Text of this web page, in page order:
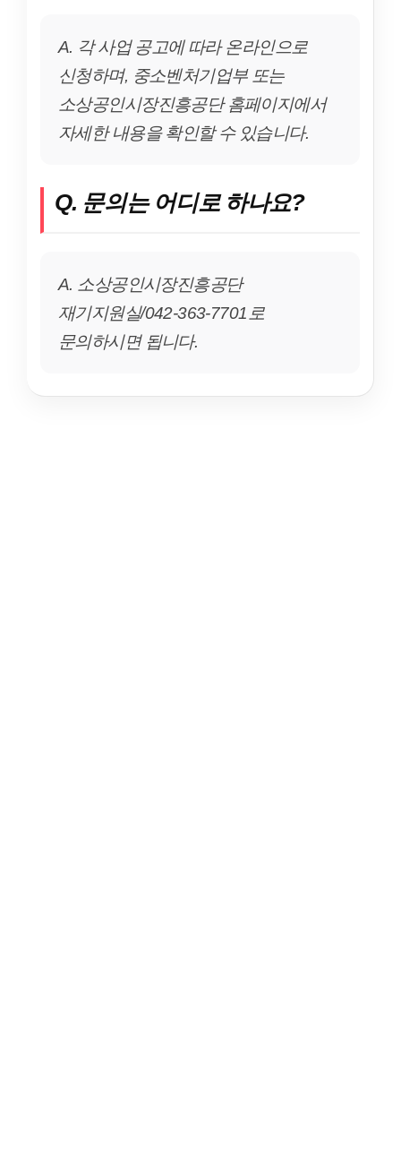
A. 각 사업 공고에 따라 온라인으로
신청하며, 중소벤처기업부 또는
소상공인시장진흥공단 홈페이지에서
자세한 내용을 확인할 수 있습니다.
Q. 문의는 어디로 하나요?
A. 소상공인시장진흥공단
재기지원실/042-363-7701로
문의하시면 됩니다.